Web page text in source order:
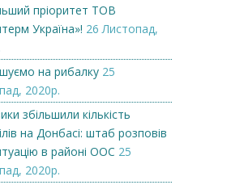
пріоритет ТОВ
Україна»! 26 Листопад,
на рибалку 25
2020р.
збільшили кількість
на Донбасі: штаб розповів
в районі ООС 25
2020р.